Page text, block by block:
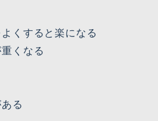
くすると楽になる
くなる
る